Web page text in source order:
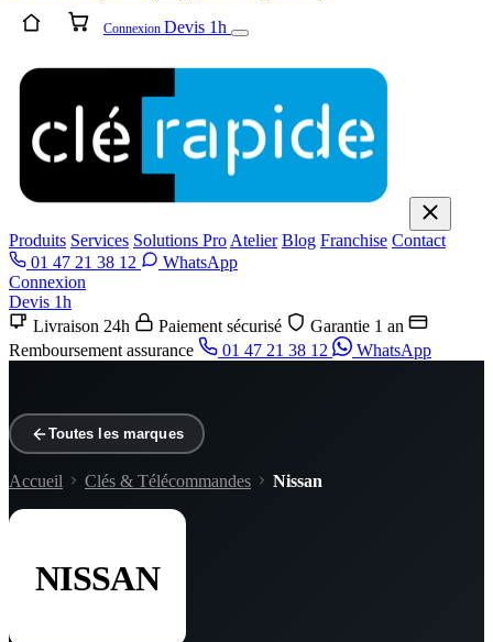
Connexion Devis 1h
Produits Services Solutions Pro Atelier Blog Franchise Contact
01 47 21 38 12
WhatsApp
Connexion
Devis 1h
Livraison 24h
Paiement sécurisé
Garantie 1 an
Remboursement assurance
01 47 21 38 12 WhatsApp
Toutes les marques
Accueil Clés & Télécommandes Nissan
NISSAN